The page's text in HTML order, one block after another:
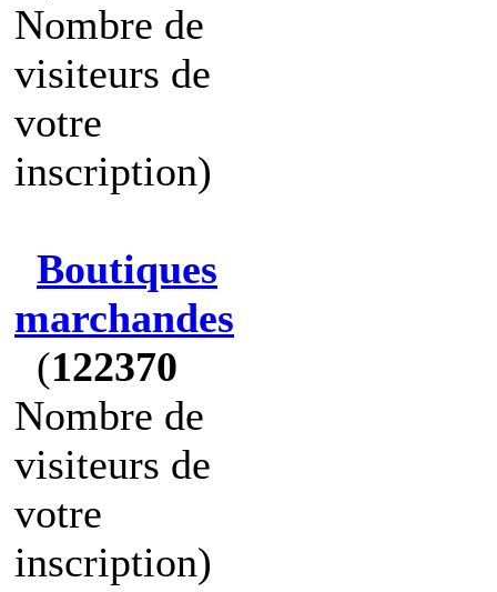
Nombre de
visiteurs de
votre
inscription)
Boutiques
marchandes
(122370
Nombre de
visiteurs de
votre
inscription)